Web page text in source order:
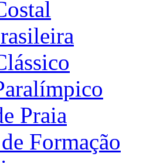
Praia
Formação